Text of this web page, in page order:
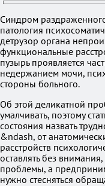
Синдром
патология
детрузор органа
функциональные
пузырь проявляется
недержанием мочи,
стороны больного.
Об этой деликатной
умалчивать, поэтому
состояния назвать
&ndash, от
расстройств
оставлять без
проблемы, а
нужно стесняться